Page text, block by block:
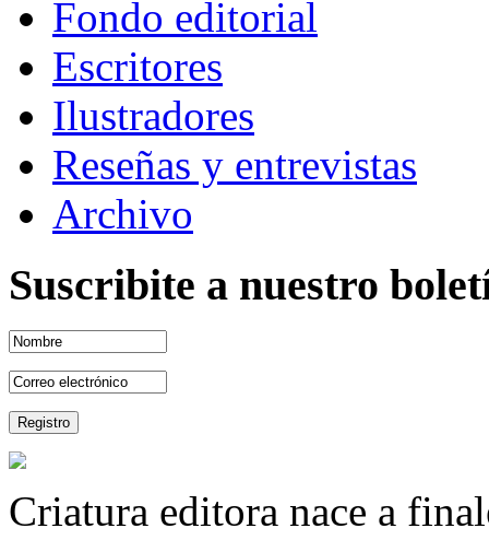
Fondo editorial
Escritores
Ilustradores
Reseñas y entrevistas
Archivo
Suscribite a nuestro
Criatura editora nace a